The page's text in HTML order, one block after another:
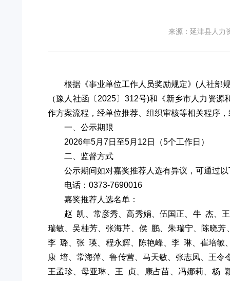
来源：延津县人力
根据《事业单位工作人员奖励规定》(人社部
（豫人社函〔2025〕312号)和《新乡市人力资
作方案流程，经单位推荐、组织审核等相关程序
一、公示期限
2026年5月7日至5月12日（5个工作日）
二、监督方式
公示期间如对嘉奖推荐人选有异议，可通过
电话：0373-7690016
嘉奖推荐人选名单：
赵 凯、常彦秀、高秀娟、伍国正、牛 杰、
瑞敏、吴桂芳、张海芹、侯 鹏、朱瑞宁、陈晓
李 璐、张 瑛、程永辉、陈艳峰、李 琳、崔培敏
康 培、常海萍、鲁传营、马天敏、张志凤、王
王孟珍、母亚琳、王 贞、康占苗、冯娜莉、杨